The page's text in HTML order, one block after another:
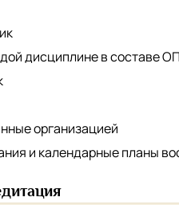
дисциплине в составе
организацией
и календарные планы